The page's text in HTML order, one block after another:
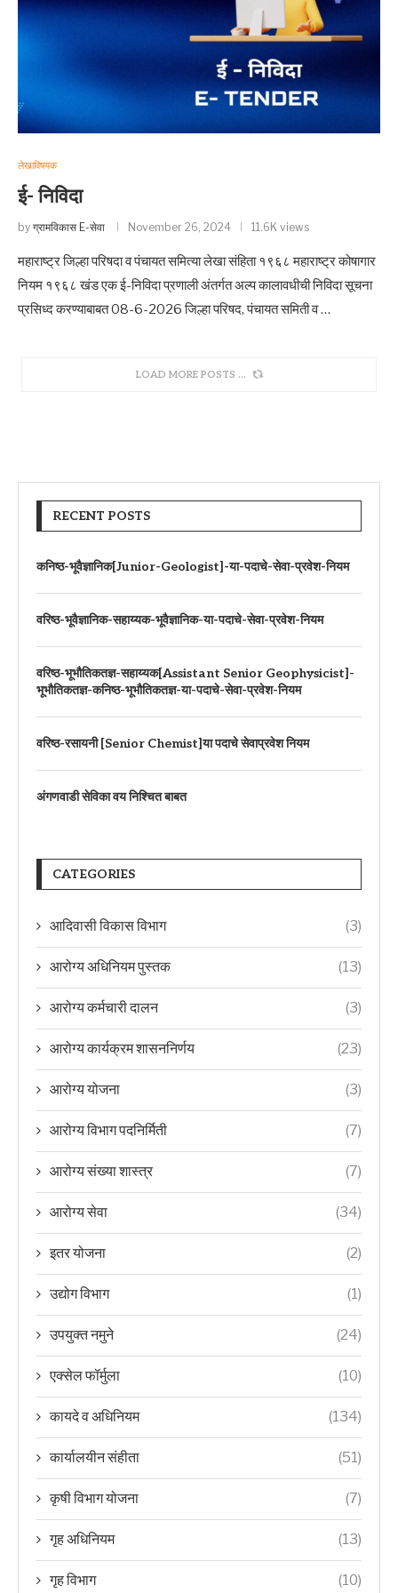
लेखाविषयक
ई- निविदा
by ग्रामविकास E-सेवा November 26, 2024 11.6K views
महाराष्ट्र जिल्हा परिषदा व पंचायत समित्या लेखा संहिता १९६८ महाराष्ट्र कोषागार
नियम १९६८ खंड एक ई-निविदा प्रणाली अंतर्गत अल्प कालावधीची निविदा सूचना
प्रसिध्द करण्याबाबत 08-6-2026 जिल्हा परिषद, पंचायत समिती व …
LOAD MORE POSTS
RECENT POSTS
कनिष्ठ-भूवैज्ञानिक[Junior-Geologist]-या-पदाचे-सेवा-प्रवेश-नियम
वरिष्ठ-भूवैज्ञानिक-सहाय्यक-भूवैज्ञानिक-या-पदाचे-सेवा-प्रवेश-नियम
वरिष्ठ-भूभौतिकतज्ञ-सहाय्यक[Assistant Senior Geophysicist]-
भूभौतिकतज्ञ-कनिष्ठ-भूभौतिकतज्ञ-या-पदाचे-सेवा-प्रवेश-नियम
वरिष्ठ-रसायनी [Senior Chemist]या पदाचे सेवाप्रवेश नियम
अंगणवाडी सेविका वय निश्चित बाबत
CATEGORIES
आदिवासी विकास विभाग (3)
आरोग्य अधिनियम पुस्तक (13)
आरोग्य कर्मचारी दालन (3)
आरोग्य कार्यक्रम शासननिर्णय (23)
आरोग्य योजना (3)
आरोग्य विभाग पदनिर्मिती (7)
आरोग्य संख्या शास्त्र (7)
आरोग्य सेवा (34)
इतर योजना (2)
उद्योग विभाग (1)
उपयुक्त नमुने (24)
एक्सेल फॉर्मुला (10)
कायदे व अधिनियम (134)
कार्यालयीन संहीता (51)
कृषी विभाग योजना (7)
गृह अधिनियम (13)
गृह विभाग (10)